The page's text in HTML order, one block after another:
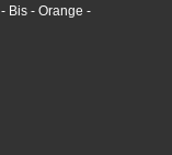
- Bis - Orange -